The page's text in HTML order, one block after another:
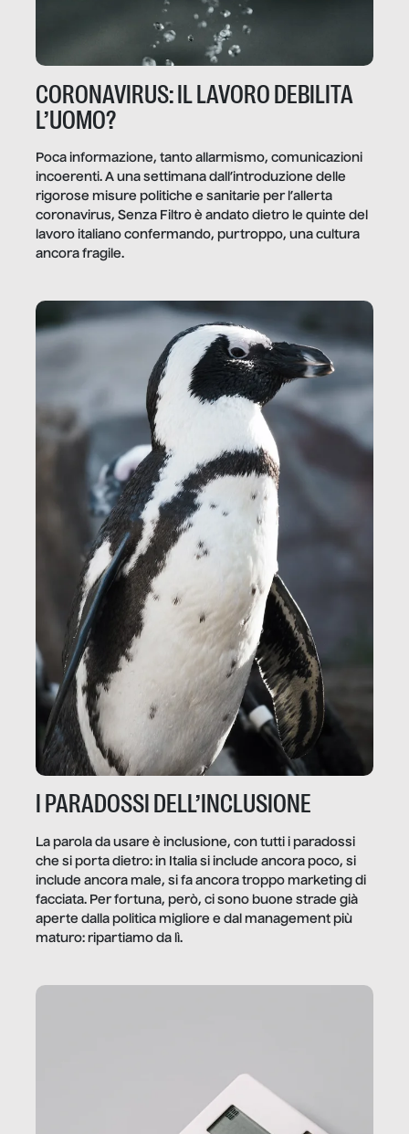
CORONAVIRUS: IL LAVORO DEBILITA
L’UOMO?
Poca informazione, tanto allarmismo, comunicazioni
incoerenti. A una settimana dall’introduzione delle
rigorose misure politiche e sanitarie per l’allerta
coronavirus, Senza Filtro è andato dietro le quinte del
lavoro italiano confermando, purtroppo, una cultura
ancora fragile.
I PARADOSSI DELL’INCLUSIONE
La parola da usare è inclusione, con tutti i paradossi
che si porta dietro: in Italia si include ancora poco, si
include ancora male, si fa ancora troppo marketing di
facciata. Per fortuna, però, ci sono buone strade già
aperte dalla politica migliore e dal management più
maturo: ripartiamo da lì.